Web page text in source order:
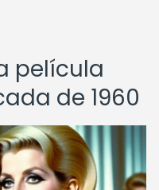
película
de 1960